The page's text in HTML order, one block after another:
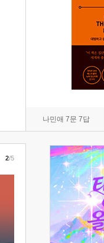
나민애 7문 7답
2/5